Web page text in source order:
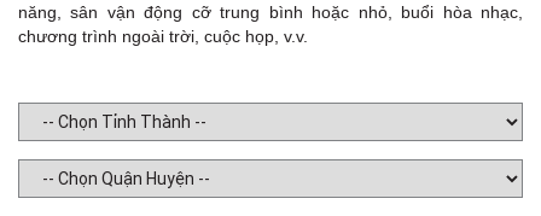
năng, sân vận động cỡ trung bình hoặc nhỏ, buổi hòa nhạc,
chương trình ngoài trời, cuộc họp, v.v.